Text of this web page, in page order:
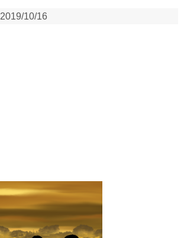
2019/10/16